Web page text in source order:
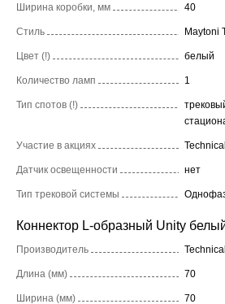
Ширина коробки, мм 40
Стиль Maytoni
Цвет (!) белый
Количество ламп 1
Тип спотов (!)
Участие в акциях Technical
Датчик освещенности нет
Тип трековой системы
Коннектор L-образный Unity
Производитель Technical
Длина (мм) 70
Ширина (мм) 70